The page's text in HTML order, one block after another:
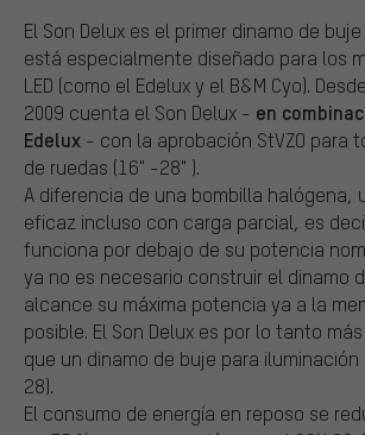
El Son Delux es el primer dinamo de
está especialmente diseñado para los
LED (como el Edelux y el B&M Cyo).
2009 cuenta el Son Delux - en
Edelux - con la aprobación StVZO para
de ruedas (16" -28" ).
A diferencia de una bombilla halógena,
eficaz incluso con carga parcial, es
funciona por debajo de su potencia
ya no es necesario construir el dinamo
alcance su máxima potencia ya a la
posible. El Son Delux es por lo tanto
que un dinamo de buje para iluminación
28).
El consumo de energía en reposo se